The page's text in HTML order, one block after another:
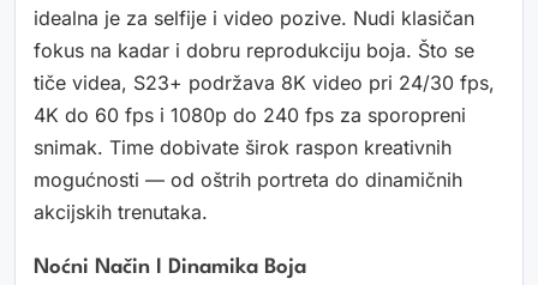
idealna je za selfije i video pozive. Nudi klasičan
fokus na kadar i dobru reprodukciju boja. Što se
tiče videa, S23+ podržava 8K video pri 24/30 fps,
4K do 60 fps i 1080p do 240 fps za sporopreni
snimak. Time dobivate širok raspon kreativnih
mogućnosti — od oštrih portreta do dinamičnih
akcijskih trenutaka.
Noćni Način I Dinamika Boja